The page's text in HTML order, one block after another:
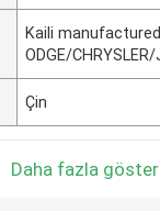
Kaili
ODGE/CHRYSLER/
Çin
Daha fazla göster